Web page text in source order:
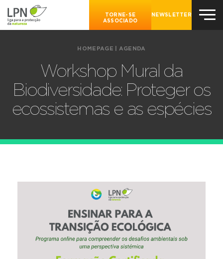
TORNE-SE
ASSOCIADO
NEWSLETTER
HOMEPAGE AGENDA
Workshop Mural da
Biodiversidade: Proteger os
ecossistemas e as espécies